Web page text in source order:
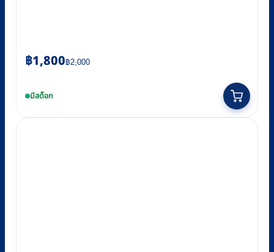
฿2,000
Original
was:
฿1,800
Current
is:มีสต็อก